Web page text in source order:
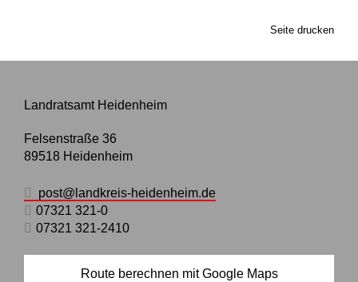
Seite drucken
Landratsamt Heidenheim
Felsenstraße 36
89518 Heidenheim
post@landkreis-heidenheim.de
07321 321-0
07321 321-2410
Route berechnen mit Google Maps